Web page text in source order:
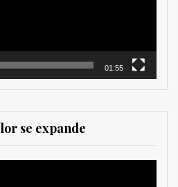
01:55
se expande